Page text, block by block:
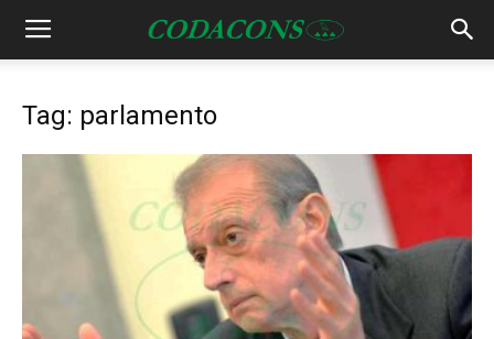
Tag: parlamento